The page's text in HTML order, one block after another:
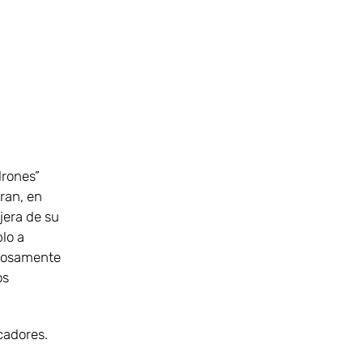
en
de su
a